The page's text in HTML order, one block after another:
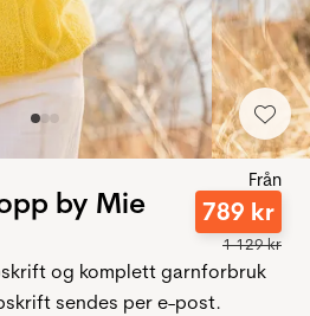
by Mie
Från
789 kr
1129kr
og komplett garnforbruk
sendes per e-post.